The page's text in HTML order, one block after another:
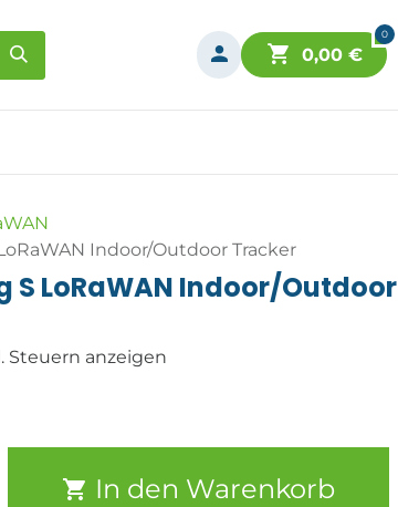
0
0,00€
Indoor/Outdoor Tracker
LoRaWAN Indoor/Outdoor
Steuern anzeigen
In den Warenkorb